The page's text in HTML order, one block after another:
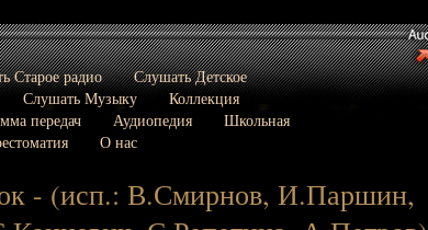
Старое радио
Слушать Детское
Слушать Музыку
Коллекция
передач
Аудиопедия
Школьная
О нас
- (исп.: В.Смирнов, И.Паршин,